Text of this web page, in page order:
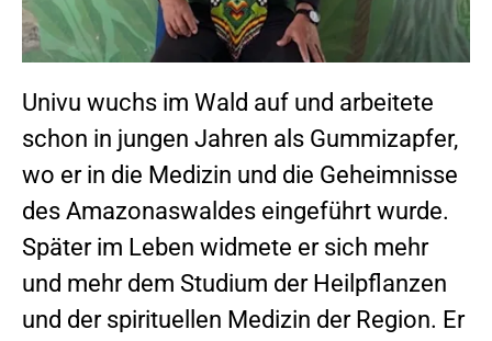
Univu wuchs im Wald auf und arbeitete
schon in jungen Jahren als Gummizapfer,
wo er in die Medizin und die Geheimnisse
des Amazonaswaldes eingeführt wurde.
Später im Leben widmete er sich mehr
und mehr dem Studium der Heilpflanzen
und der spirituellen Medizin der Region. Er